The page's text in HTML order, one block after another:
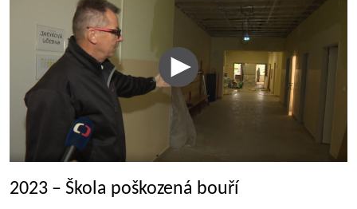
2023 – Škola poškozená bouří